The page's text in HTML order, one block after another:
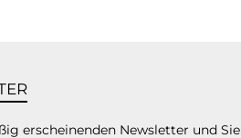
erscheinenden Newsletter und Sie